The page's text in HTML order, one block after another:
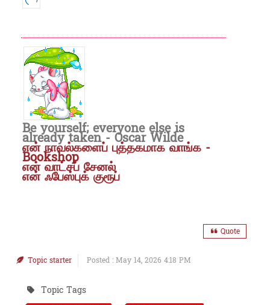
Be yourself; everyone else is
already taken - Oscar Wilde
என் நாவல்களைப் புத்தகமாக வாங்க -
Bookshop
என் வாட்சப் சேனல்
என் ஃபேஸ்புக் குரூப்
Quote
Topic starter Posted : May 14, 2026 4:18 PM
Topic Tags